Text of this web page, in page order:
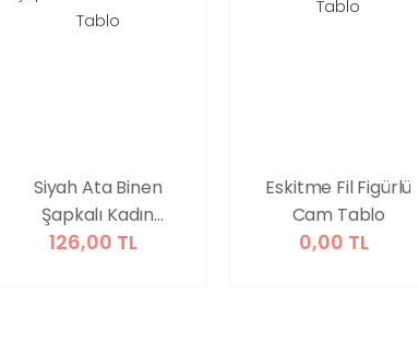
Siyah Ata Binen
Şapkalı Kadın
Kanvas Tablo
126,00 TL
Eskitme Fil Figürlü
Cam Tablo
0,00 TL